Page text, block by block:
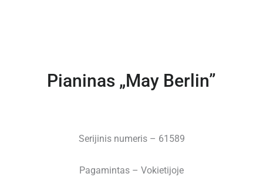
Pianinas „May Berlin”
Serijinis numeris – 61589
Pagamintas – Vokietijoje